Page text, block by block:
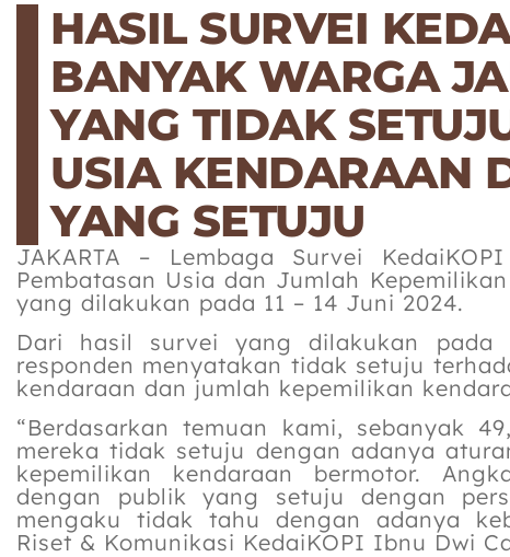
HASIL SURVEI
BANYAK WARGA
YANG TIDAK
USIA KENDARAAN
YANG SETUJU
JAKARTA – Lembaga Survei
Pembatasan Usia dan Jumlah
yang dilakukan pada 11 – 14 Juni 2024.
Dari hasil survei yang dilakukan pada
responden menyatakan tidak setuju
kendaraan dan jumlah kepemilikan
“Berdasarkan temuan kami, sebanyak
mereka tidak setuju dengan adanya
kepemilikan kendaraan bermotor.
dengan publik yang setuju dengan
mengaku tidak tahu dengan adanya
Riset & Komunikasi KedaiKOPI Ibnu Dwi